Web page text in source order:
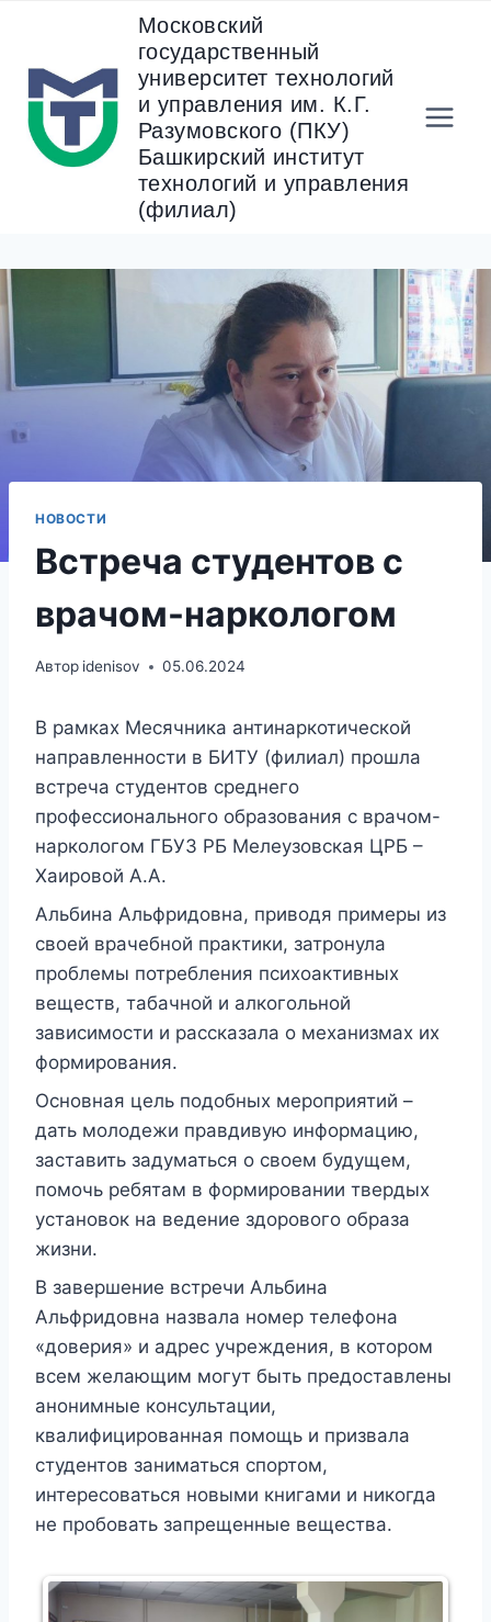
содержанию
Московский
государственный
университет технологий
и управления им. К.Г.
Разумовского (ПКУ)
Башкирский институт
технологий и управления
(филиал)
НОВОСТИ
Встреча студентов с
врачом-наркологом
Автор idenisov 05.06.2024
В рамках Месячника антинаркотической
направленности в БИТУ (филиал) прошла
встреча студентов среднего
профессионального образования с врачом-
наркологом ГБУЗ РБ Мелеузовская ЦРБ –
Хаировой А.А.
Альбина Альфридовна, приводя примеры из
своей врачебной практики, затронула
проблемы потребления психоактивных
веществ, табачной и алкогольной
зависимости и рассказала о механизмах их
формирования.
Основная цель подобных мероприятий –
дать молодежи правдивую информацию,
заставить задуматься о своем будущем,
помочь ребятам в формировании твердых
установок на ведение здорового образа
жизни.
В завершение встречи Альбина
Альфридовна назвала номер телефона
«доверия» и адрес учреждения, в котором
всем желающим могут быть предоставлены
анонимные консультации,
квалифицированная помощь и призвала
студентов заниматься спортом,
интересоваться новыми книгами и никогда
не пробовать запрещенные вещества.